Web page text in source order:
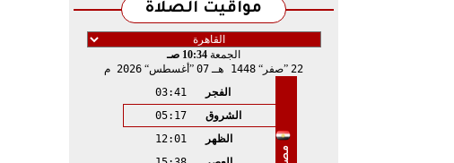
مواقيت الصلاة
الجمعة 10:34 صـ
22 صفر 1448 هـ 07 أغسطس 2026 م
مصر
الفجر
03:41
الشروق
05:17
الظهر
12:01